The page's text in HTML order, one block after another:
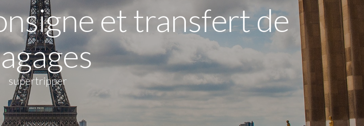
et transfert de
supertripper